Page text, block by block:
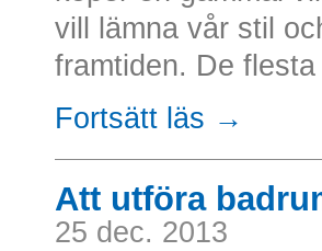
vill lämna vår stil
framtiden. De
Fortsätt läs →
Att utföra
25 dec. 2013